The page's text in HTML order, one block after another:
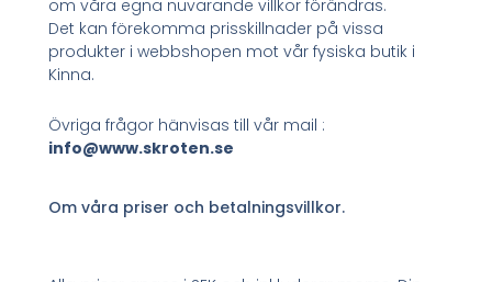
om våra egna nuvarande villkor förändras.
Det kan förekomma prisskillnader på vissa
produkter i webbshopen mot vår fysiska butik i
Kinna.
Övriga frågor hänvisas till vår mail :
info@www.skroten.se
Om våra priser och betalningsvillkor.